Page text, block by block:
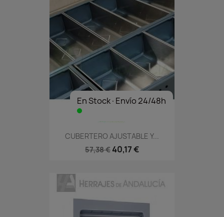
En Stock·Envío 24/48h
CUBERTERO AJUSTABLE Y...
57,38 € 40,17 €